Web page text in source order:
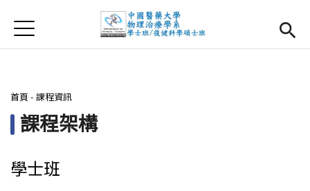
首頁
首頁
系所簡介
Jump to Navigation
Jump to Main content
您在這裡
首頁 - 課程資訊
課程架構
學士班